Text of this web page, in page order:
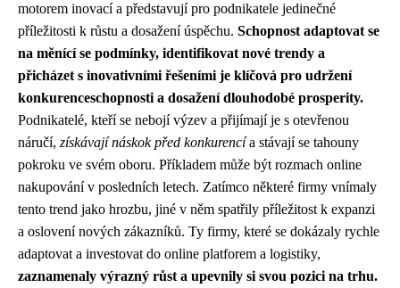
motorem inovací a představují pro podnikatele jedinečné
příležitosti k růstu a dosažení úspěchu. Schopnost adaptovat se
na měnící se podmínky, identifikovat nové trendy a
přicházet s inovativními řešeními je klíčová pro udržení
konkurenceschopnosti a dosažení dlouhodobé prosperity.
Podnikatelé, kteří se nebojí výzev a přijímají je s otevřenou
náručí, získávají náskok před konkurencía stávají se tahouny
pokroku ve svém oboru. Příkladem může být rozmach online
nakupování v posledních letech. Zatímco některé firmy vnímaly
tento trend jako hrozbu, jiné v něm spatřily příležitost k expanzi
a oslovení nových zákazníků. Ty firmy, které se dokázaly rychle
adaptovat a investovat do online platforem a logistiky,
zaznamenaly výrazný růst a upevnily si svou pozici na trhu.